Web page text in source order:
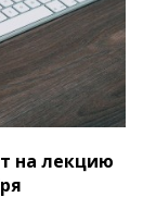
на лекцию